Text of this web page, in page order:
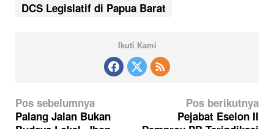
DCS Legislatif di Papua Barat
Ikuti Kami
N
a
Pos sebelumnya
Palang Jalan Bukan
Pos berikutnya
Pejabat Eselon II